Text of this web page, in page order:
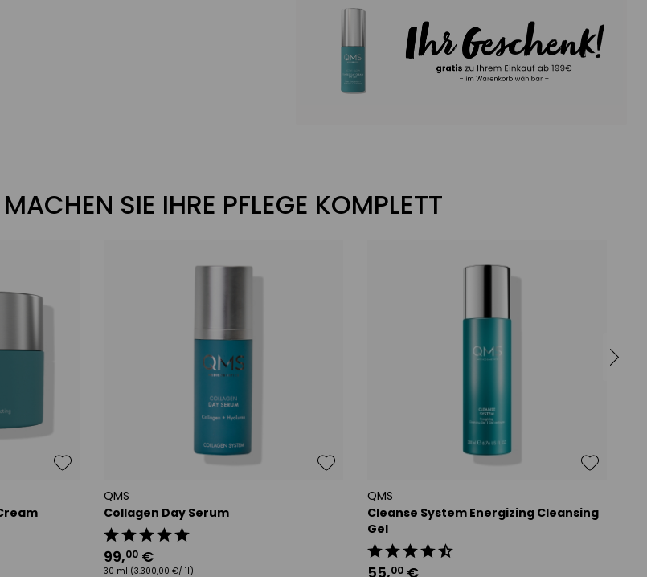
MACHEN SIE IHRE PFLEGE KOMPLETT
QMS
Collagen Day Serum
99,00 €
30 ml (3.300,00 €/ 1l)
QMS
Cleanse System Energizing Cleansing
Gel
55,00 €